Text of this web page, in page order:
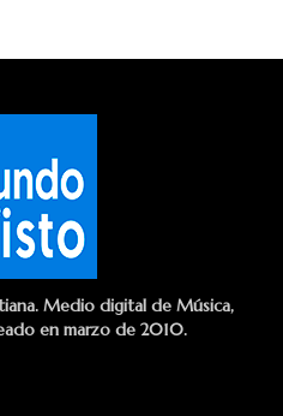
Medio digital de Música,
en marzo de 2010.